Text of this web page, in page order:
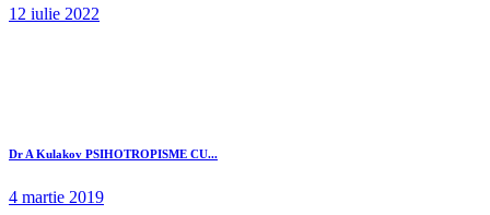
12 iulie 2022
Dr A Kulakov PSIHOTROPISME CU...
4 martie 2019